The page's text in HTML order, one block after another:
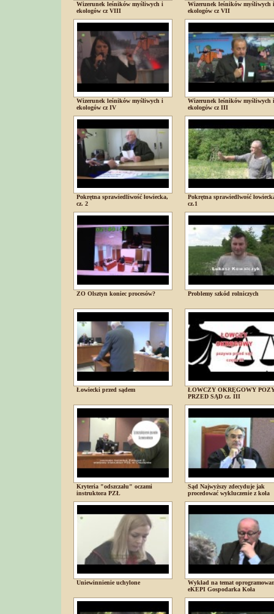
Wizerunek leśników myśliwych i
ekologów cz VIII
Wizerunek leśników myśliwych i
ekologów cz VII
Wizerunek leśników myśliwych i
ekologów cz IV
Wizerunek leśników myśliwych i
ekologów cz III
Pokrętna sprawiedliwość łowiecka,
cz. 2
Pokrętna sprawiedlwość
cz.1
ZO Olsztyn koniec procesów? Problemy szkód rolniczych
Łowiecki przed sądem
ŁOWCZY OKRĘGOWY
PRZED SĄD cz. III
Kryteria "odszczału" oczami
instruktora PZŁ
Sąd Najwyższy zdecyduje jak
procedować wykluczenie z koła
Uniewinnienie uchylone
Wykład na temat
eKEPI Gospodarka Koła